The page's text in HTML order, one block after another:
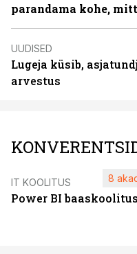
parandama kohe,
UUDISED
Lugeja küsib,
arvestus
IT KOOLITUS
Power BI baaskoolitus
8